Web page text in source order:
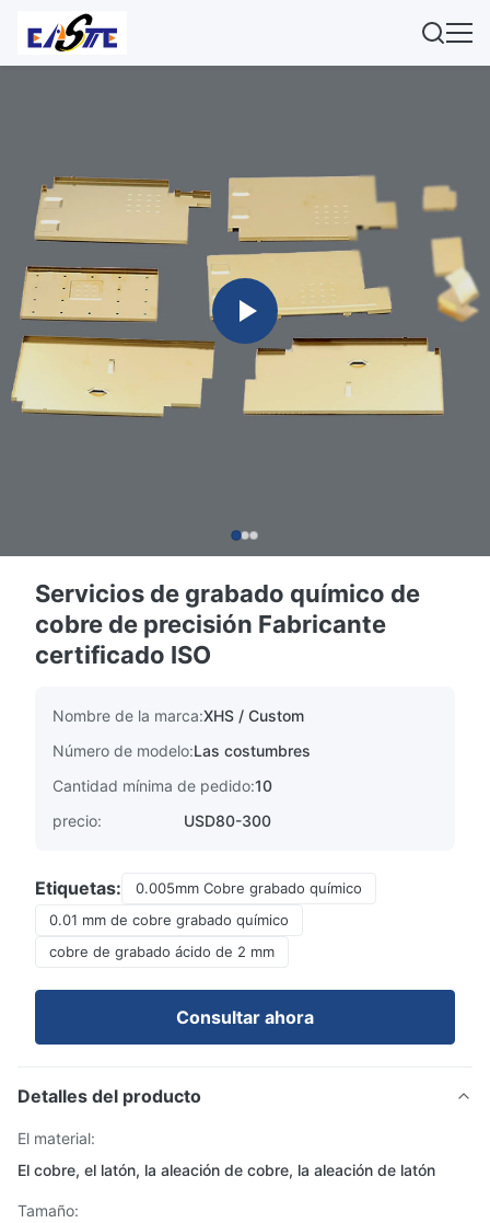
Servicios de grabado químico de
cobre de precisión Fabricante
certificado ISO
Nombre de la marca:XHS / Custom
Número de modelo:Las costumbres
Cantidad mínima de pedido:10
precio:
USD80-300
Etiquetas:
0.005mm Cobre grabado químico
0.01 mm de cobre grabado químico
cobre de grabado ácido de 2 mm
Consultar ahora
Detalles del producto
El material:
El cobre, el latón, la aleación de cobre, la aleación de latón
Tamaño: